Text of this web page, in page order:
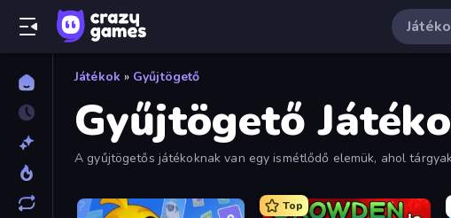
Játékok » Gyűjtögető
Gyűjtögető
A gyűjtögetős játékoknak van egy ismétlődő elemük, ahol
Top